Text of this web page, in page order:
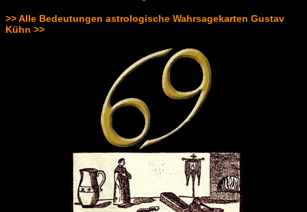
>> Alle Bedeutungen astrologische Wahrsagekarten Gustav
Kühn >>